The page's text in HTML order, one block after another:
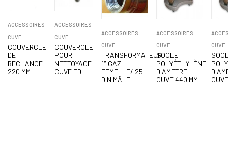
ACCESSOIRES
CUVE
COUVERCLE
DE
RECHANGE
220 MM
ACCESSOIRES
CUVE
COUVERCLE
POUR
NETTOYAGE
CUVE FD
ACCESSOIRES
CUVE
TRANSFORMATEUR
1″ GAZ
FEMELLE/ 25
DIN MÂLE
ACCESSOIRES
CUVE
SOCLE
POLYÉTHYLÈNE
DIAMETRE
CUVE 440 MM
CUVE